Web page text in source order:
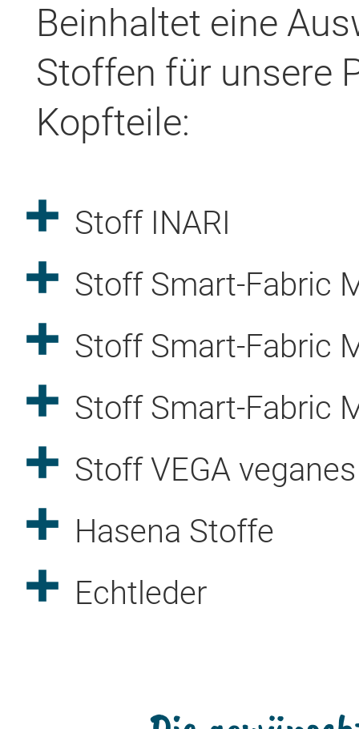
Beinhaltet eine
Stoffen für unsere
Kopfteile:
Stoff INARI
Stoff Smart-Fabric
Stoff Smart-Fabric
Stoff Smart-Fabric
Stoff VEGA
Hasena Stoffe
Echtleder